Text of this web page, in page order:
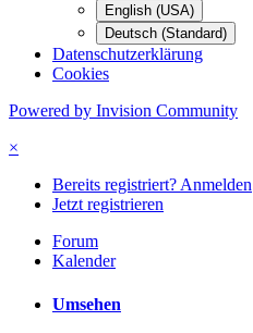
English (USA)
Deutsch (Standard)
Datenschutzerklärung
Cookies
Powered by Invision Community
×
Bereits registriert? Anmelden
Jetzt registrieren
Forum
Kalender
Umsehen